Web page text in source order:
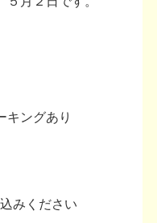
キングあり
みください